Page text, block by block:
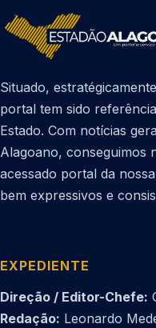
Situado,
portal tem sido
Estado. Com notícias
Alagoano, conseguimos
acessado portal da
bem expressivos e
EXPEDIENTE
Direção / Editor-Chefe:
Redação: Leonardo